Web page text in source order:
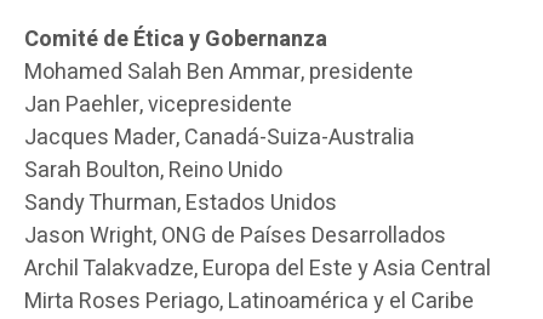
Comité de Ética y Gobernanza
Mohamed Salah Ben Ammar, presidente
Jan Paehler, vicepresidente
Jacques Mader, Canadá-Suiza-Australia
Sarah Boulton, Reino Unido
Sandy Thurman, Estados Unidos
Jason Wright, ONG de Países Desarrollados
Archil Talakvadze, Europa del Este y Asia Central
Mirta Roses Periago, Latinoamérica y el Caribe